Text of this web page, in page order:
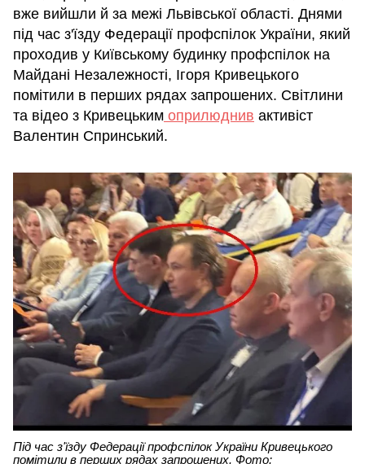
вже вийшли й за межі Львівської області. Днями
під час з'їзду Федерації профспілок України, який
проходив у Київському будинку профспілок на
Майдані Незалежності, Ігоря Кривецького
помітили в перших рядах запрошених. Світлини
та відео з Кривецьким оприлюднив активіст
Валентин Спринський.
Під час з'їзду Федерації профспілок України Кривецького
помітили в перших рядах запрошених. Фото: